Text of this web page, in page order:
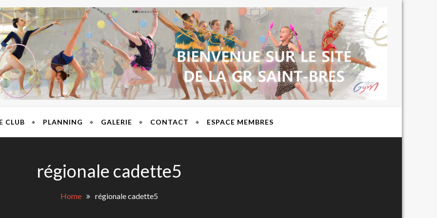
BRES
CLUB PLANNING GALERIE CONTACT ESPACE MEMBRES
régionale cadette5
Home régionale cadette5